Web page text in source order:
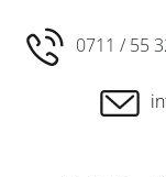
0711 / 55